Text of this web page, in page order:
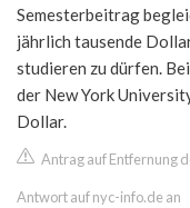
Semesterbeitrag
jährlich tausende
studieren zu dürfen.
der New York
Dollar.
Antrag auf Entfernung
Antwort auf nyc-info.de an